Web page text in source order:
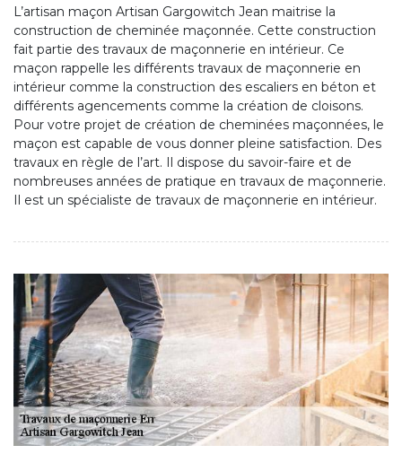
L’artisan maçon Artisan Gargowitch Jean maitrise la
construction de cheminée maçonnée. Cette construction
fait partie des travaux de maçonnerie en intérieur. Ce
maçon rappelle les différents travaux de maçonnerie en
intérieur comme la construction des escaliers en béton et
différents agencements comme la création de cloisons.
Pour votre projet de création de cheminées maçonnées, le
maçon est capable de vous donner pleine satisfaction. Des
travaux en règle de l’art. Il dispose du savoir-faire et de
nombreuses années de pratique en travaux de maçonnerie.
Il est un spécialiste de travaux de maçonnerie en intérieur.